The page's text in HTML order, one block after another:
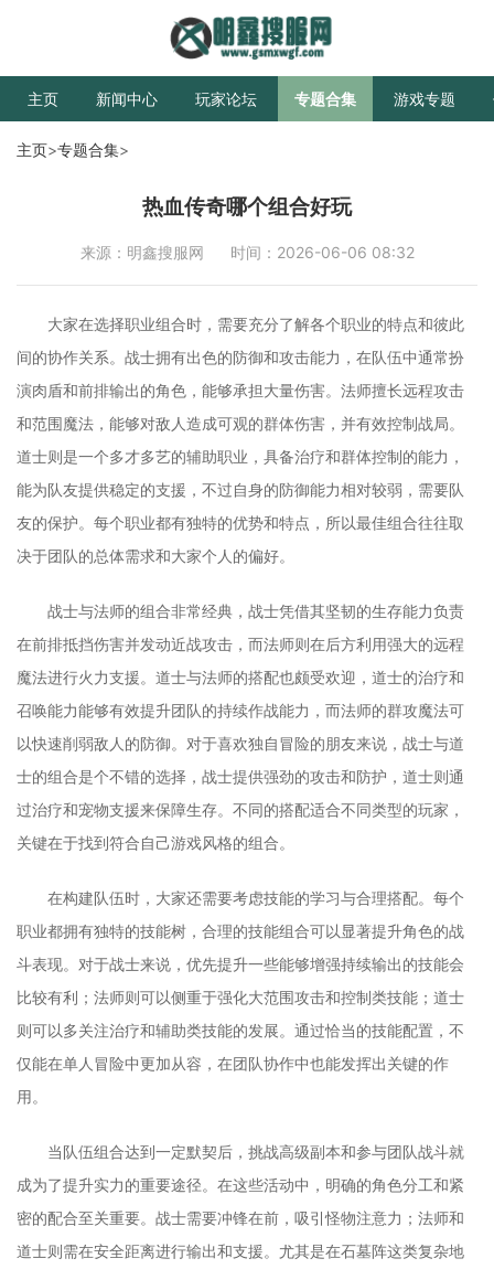
主页 新闻中心 玩家论坛 专题合集 游戏专题
主页>专题合集>
热血传奇哪个组合好玩
来源：明鑫搜服网 时间：2026-06-06 08:32
大家在选择职业组合时，需要充分了解各个职业的特点和彼此
间的协作关系。战士拥有出色的防御和攻击能力，在队伍中通常扮
演肉盾和前排输出的角色，能够承担大量伤害。法师擅长远程攻击
和范围魔法，能够对敌人造成可观的群体伤害，并有效控制战局。
道士则是一个多才多艺的辅助职业，具备治疗和群体控制的能力，
能为队友提供稳定的支援，不过自身的防御能力相对较弱，需要队
友的保护。每个职业都有独特的优势和特点，所以最佳组合往往取
决于团队的总体需求和大家个人的偏好。
战士与法师的组合非常经典，战士凭借其坚韧的生存能力负责
在前排抵挡伤害并发动近战攻击，而法师则在后方利用强大的远程
魔法进行火力支援。道士与法师的搭配也颇受欢迎，道士的治疗和
召唤能力能够有效提升团队的持续作战能力，而法师的群攻魔法可
以快速削弱敌人的防御。对于喜欢独自冒险的朋友来说，战士与道
士的组合是个不错的选择，战士提供强劲的攻击和防护，道士则通
过治疗和宠物支援来保障生存。不同的搭配适合不同类型的玩家，
关键在于找到符合自己游戏风格的组合。
在构建队伍时，大家还需要考虑技能的学习与合理搭配。每个
职业都拥有独特的技能树，合理的技能组合可以显著提升角色的战
斗表现。对于战士来说，优先提升一些能够增强持续输出的技能会
比较有利；法师则可以侧重于强化大范围攻击和控制类技能；道士
则可以多关注治疗和辅助类技能的发展。通过恰当的技能配置，不
仅能在单人冒险中更加从容，在团队协作中也能发挥出关键的作
用。
当队伍组合达到一定默契后，挑战高级副本和参与团队战斗就
成为了提升实力的重要途径。在这些活动中，明确的角色分工和紧
密的配合至关重要。战士需要冲锋在前，吸引怪物注意力；法师和
道士则需在安全距离进行输出和支援。尤其是在石墓阵这类复杂地